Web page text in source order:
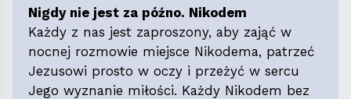
Nigdy nie jest za późno. Nikodem
Każdy z nas jest zaproszony, aby zająć w
nocnej rozmowie miejsce Nikodema, patrzeć
Jezusowi prosto w oczy i przeżyć w sercu
Jego wyznanie miłości. Każdy Nikodem bez